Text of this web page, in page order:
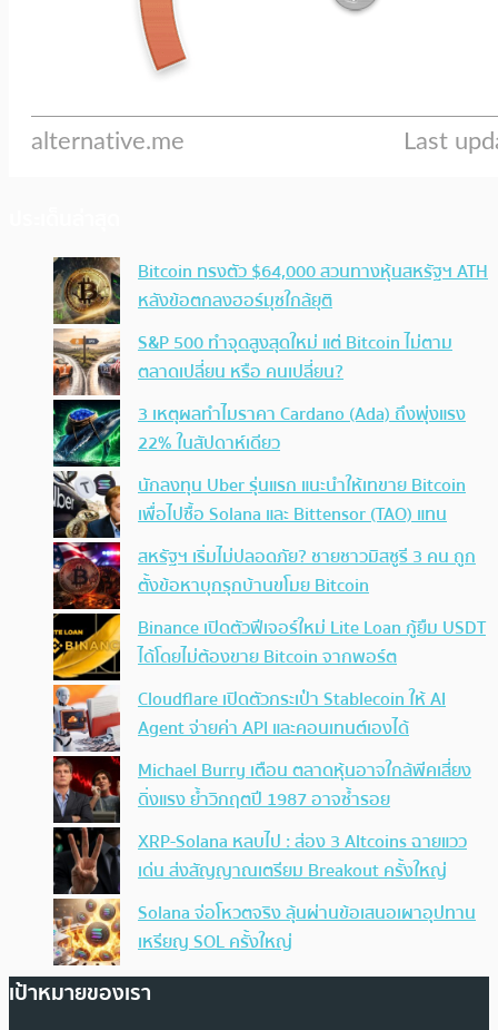
Bitcoin ทรงตัว $64,000 สวนทางหุ้นสหรัฐฯ ATH
หลังข้อตกลงฮอร์มุซใกล้ยุติ
S&P 500 ทำจุดสูงสุดใหม่ แต่ Bitcoin ไม่ตาม
ตลาดเปลี่ยน หรือ คนเปลี่ยน?
3 เหตุผลทำไมราคา Cardano (Ada) ถึงพุ่งแรง
22% ในสัปดาห์เดียว
นักลงทุน Uber รุ่นแรก แนะนำให้เทขาย Bitcoin
เพื่อไปซื้อ Solana และ Bittensor (TAO) แทน
สหรัฐฯ เริ่มไม่ปลอดภัย? ชายชาวมิสซูรี 3 คน ถูก
ตั้งข้อหาบุกรุกบ้านขโมย Bitcoin
Binance เปิดตัวฟีเจอร์ใหม่ Lite Loan กู้ยืม USDT
ได้โดยไม่ต้องขาย Bitcoin จากพอร์ต
Cloudflare เปิดตัวกระเป๋า Stablecoin ให้ AI
Agent จ่ายค่า API และคอนเทนต์เองได้
Michael Burry เตือน ตลาดหุ้นอาจใกล้พีคเสี่ยง
ดิ่งแรง ย้ำวิกฤตปี 1987 อาจซ้ำรอย
XRP-Solana หลบไป : ส่อง 3 Altcoins ฉายแวว
เด่น ส่งสัญญาณเตรียม Breakout ครั้งใหญ่
Solana จ่อโหวตจริง ลุ้นผ่านข้อเสนอเผาอุปทาน
เหรียญ SOL ครั้งใหญ่
เป้าหมายของเรา